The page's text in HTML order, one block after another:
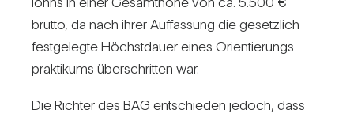
brutto, da nach ihrer Auf­fas­sung die gesetz­lich
fest­ge­legte Höchst­dauer eines Ori­en­tie­rungs­
prak­ti­kums über­schritten war.
Die Richter des BAG ent­schieden jedoch, dass